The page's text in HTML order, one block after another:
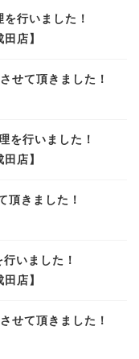
行いました！
店】
せて頂きました！
行いました！
店】
頂きました！
いました！
店】
せて頂きました！